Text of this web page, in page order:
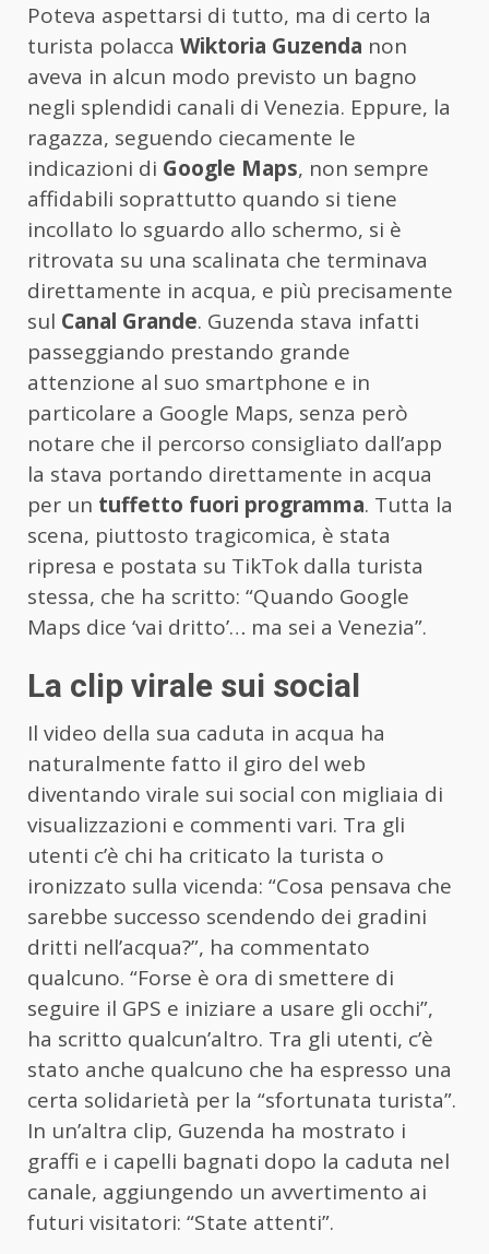
Poteva aspettarsi di tutto, ma di certo la
turista polacca Wiktoria Guzenda non
aveva in alcun modo previsto un bagno
negli splendidi canali di Venezia. Eppure, la
ragazza, seguendo ciecamente le
indicazioni di Google Maps, non sempre
affidabili soprattutto quando si tiene
incollato lo sguardo allo schermo, si è
ritrovata su una scalinata che terminava
direttamente in acqua, e più precisamente
sul Canal Grande. Guzenda stava infatti
passeggiando prestando grande
attenzione al suo smartphone e in
particolare a Google Maps, senza però
notare che il percorso consigliato dall’app
la stava portando direttamente in acqua
per un tuffetto fuori programma. Tutta la
scena, piuttosto tragicomica, è stata
ripresa e postata su TikTok dalla turista
stessa, che ha scritto: “Quando Google
Maps dice ‘vai dritto’… ma sei a Venezia”.
La clip virale sui social
Il video della sua caduta in acqua ha
naturalmente fatto il giro del web
diventando virale sui social con migliaia di
visualizzazioni e commenti vari. Tra gli
utenti c’è chi ha criticato la turista o
ironizzato sulla vicenda: “Cosa pensava che
sarebbe successo scendendo dei gradini
dritti nell’acqua?”, ha commentato
qualcuno. “Forse è ora di smettere di
seguire il GPS e iniziare a usare gli occhi”,
ha scritto qualcun’altro. Tra gli utenti, c’è
stato anche qualcuno che ha espresso una
certa solidarietà per la “sfortunata turista”.
In un’altra clip, Guzenda ha mostrato i
graffi e i capelli bagnati dopo la caduta nel
canale, aggiungendo un avvertimento ai
futuri visitatori: “State attenti”.